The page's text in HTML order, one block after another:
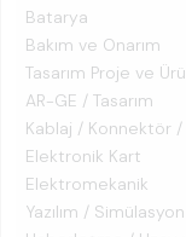
Batarya
Bakım ve Onarım
Tasarım Proje ve
AR-GE / Tasarım
Kablaj / Konnektör
Elektronik Kart
Elektromekanik
Yazılım / Simülasyon